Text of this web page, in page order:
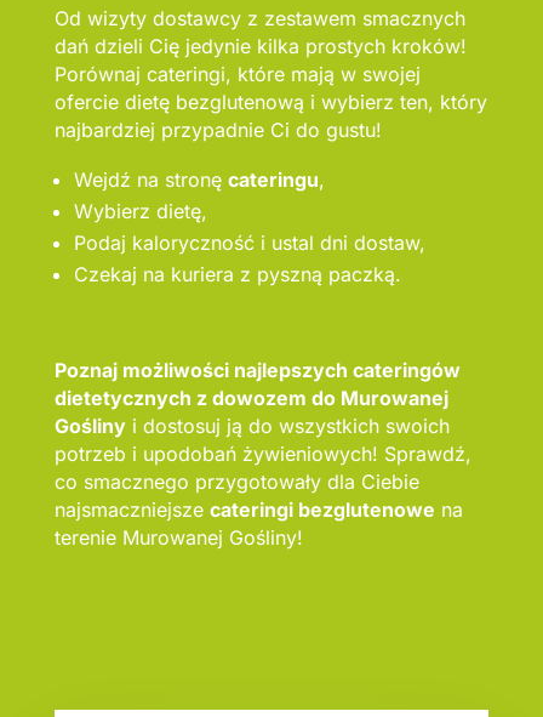
Od wizyty dostawcy z zestawem smacznych
dań dzieli Cię jedynie kilka prostych kroków!
Porównaj cateringi, które mają w swojej
ofercie dietę bezglutenową i wybierz ten, który
najbardziej przypadnie Ci do gustu!
Wejdź na stronę cateringu,
Wybierz dietę,
Podaj kaloryczność i ustal dni dostaw,
Czekaj na kuriera z pyszną paczką.
Poznaj możliwości najlepszych cateringów
dietetycznych z dowozem do Murowanej
Goślinyi dostosuj ją do wszystkich swoich
potrzeb i upodobań żywieniowych! Sprawdź,
co smacznego przygotowały dla Ciebie
najsmaczniejsze cateringi bezglutenowe na
terenie Murowanej Gośliny!